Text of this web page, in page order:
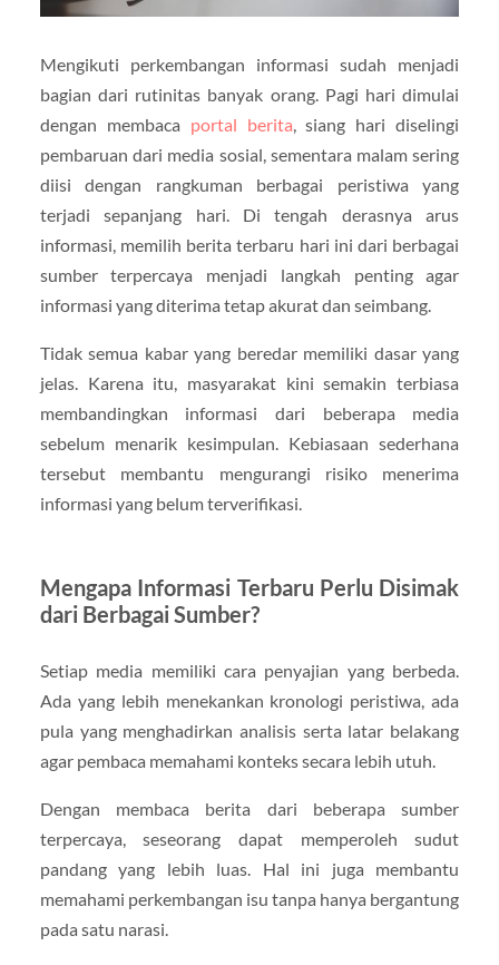
Mengikuti perkembangan informasi sudah menjadi
bagian dari rutinitas banyak orang. Pagi hari dimulai
dengan membaca portal berita, siang hari diselingi
pembaruan dari media sosial, sementara malam sering
diisi dengan rangkuman berbagai peristiwa yang
terjadi sepanjang hari. Di tengah derasnya arus
informasi, memilih berita terbaru hari ini dari berbagai
sumber terpercaya menjadi langkah penting agar
informasi yang diterima tetap akurat dan seimbang.
Tidak semua kabar yang beredar memiliki dasar yang
jelas. Karena itu, masyarakat kini semakin terbiasa
membandingkan informasi dari beberapa media
sebelum menarik kesimpulan. Kebiasaan sederhana
tersebut membantu mengurangi risiko menerima
informasi yang belum terverifikasi.
Mengapa Informasi Terbaru Perlu Disimak
dari Berbagai Sumber?
Setiap media memiliki cara penyajian yang berbeda.
Ada yang lebih menekankan kronologi peristiwa, ada
pula yang menghadirkan analisis serta latar belakang
agar pembaca memahami konteks secara lebih utuh.
Dengan membaca berita dari beberapa sumber
terpercaya, seseorang dapat memperoleh sudut
pandang yang lebih luas. Hal ini juga membantu
memahami perkembangan isu tanpa hanya bergantung
pada satu narasi.